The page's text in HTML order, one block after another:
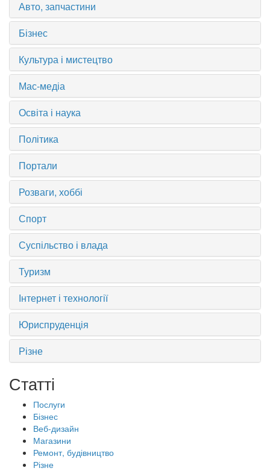
Авто, запчастини
Бізнес
Культура і мистецтво
Мас-медіа
Освіта і наука
Політика
Портали
Розваги, хоббі
Спорт
Суспільство і влада
Туризм
Інтернет і технології
Юриспруденція
Різне
Статті
Послуги
Бізнес
Веб-дизайн
Магазини
Ремонт, будівництво
Різне